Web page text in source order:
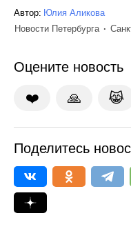
Автор: Юлия Аликова
Новости Петербурга
Оцените новость
❤️ 🙏 😹
Поделитесь